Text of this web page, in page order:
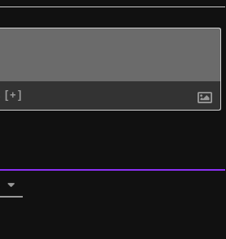
[+]